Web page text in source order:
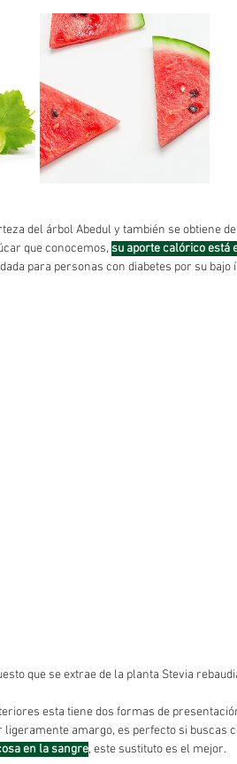
del árbol Abedul y también se obtiene
que conocemos, su aporte calórico está
para personas con diabetes por su bajo
que se extrae de la planta Stevia
esta tiene dos formas de
ligeramente amargo, es perfecto si buscas
en la sangre, este sustituto es el mejor.